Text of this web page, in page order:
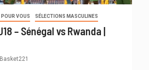
VOUS SÉLECTIONS MASCULINES
– Sénégal vs Rwanda |
Basket221